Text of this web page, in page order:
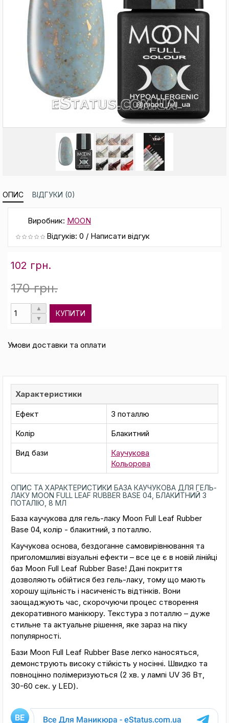
ОПИС ВІДГУКИ (0)
Виробник: MOON
Відгуків: 0 / Написати відгук
102 грн.
170 грн.
КУПИТИ
Умови доставки та оплати
Характеристики
Ефект
З поталлю
Колір
Блакитний
Вид бази
Каучукова
Кольорова
ОПИС ТА ХАРАКТЕРИСТИКИ БАЗА КАУЧУКОВА ДЛЯ ГЕЛЬ-
ЛАКУ MOON FULL LEAF RUBBER BASE 04, БЛАКИТНИЙ З
ПОТАЛІЮ, 8 МЛ
База каучукова для гель-лаку Moon Full Leaf Rubber
Base 04, колір - блакитний, з поталлю.
Каучукова основа, бездоганне самовирівнювання та
приголомшливі візуальні ефекти – все це є в новій лінійці
баз Moon Full Leaf Rubber Base! Дані покриття
дозволяють обійтися без гель-лаку, тому що мають
хорошу щільність і насиченість відтінків. Вони
заощаджують час, скорочуючи процес створення
декоративного манікюру. Текстура з поталлю – дуже
стильне та актуальне рішення, яке зараз на піку
популярності.
Бази Moon Full Leaf Rubber Base легко наносяться,
демонструють високу стійкість у носінні. Швидко та
повноцінно полімеризуються (2 хв. у лампі UV 36 Вт,
30-60 сек. у LED).